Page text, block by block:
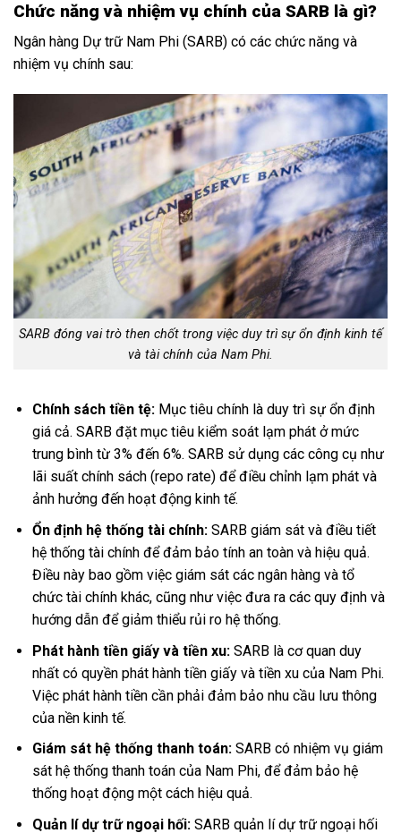
Chức năng và nhiệm vụ chính của SARB là gì?
Ngân hàng Dự trữ Nam Phi (SARB) có các chức năng và
nhiệm vụ chính sau:
SARB đóng vai trò then chốt trong việc duy trì sự ổn định kinh tế
và tài chính của Nam Phi.
Chính sách tiền tệ: Mục tiêu chính là duy trì sự ổn định
giá cả. SARB đặt mục tiêu kiểm soát lạm phát ở mức
trung bình từ 3% đến 6%. SARB sử dụng các công cụ như
lãi suất chính sách (repo rate) để điều chỉnh lạm phát và
ảnh hưởng đến hoạt động kinh tế.
Ổn định hệ thống tài chính: SARB giám sát và điều tiết
hệ thống tài chính để đảm bảo tính an toàn và hiệu quả.
Điều này bao gồm việc giám sát các ngân hàng và tổ
chức tài chính khác, cũng như việc đưa ra các quy định và
hướng dẫn để giảm thiểu rủi ro hệ thống.
Phát hành tiền giấy và tiền xu: SARB là cơ quan duy
nhất có quyền phát hành tiền giấy và tiền xu của Nam Phi.
Việc phát hành tiền cần phải đảm bảo nhu cầu lưu thông
của nền kinh tế.
Giám sát hệ thống thanh toán: SARB có nhiệm vụ giám
sát hệ thống thanh toán của Nam Phi, để đảm bảo hệ
thống hoạt động một cách hiệu quả.
Quản lí dự trữ ngoại hối: SARB quản lí dự trữ ngoại hối